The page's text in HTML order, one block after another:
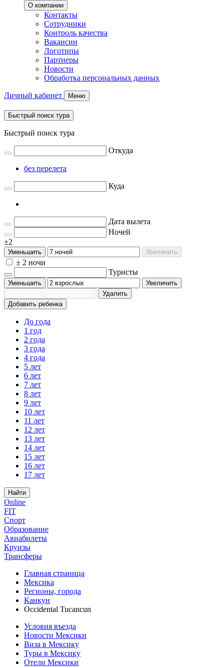
О компании
Контакты
Сотрудники
Контроль качества
Вакансии
Логотипы
Партнеры
Новости
Обработка персональных данных
Личный кабинет Меню
Быстрый поиск тура
Быстрый поиск тура
Откуда
без перелета
Куда
Дата вылета
Ночей
±2
Уменьшить Увеличить
± 2 ночи
Туристы
Уменьшить
Увеличить
Удалить
Добавить ребенка
До года
1 год
2 года
3 года
4 года
5 лет
6 лет
7 лет
8 лет
9 лет
10 лет
11 лет
12 лет
13 лет
14 лет
15 лет
16 лет
17 лет
Найти
Online
FIT
Спорт
Образование
Авиабилеты
Круизы
Трансферы
Главная страница
Мексика
Регионы, города
Канкун
Occidental Tucancun
Условия въезда
Новости Мексики
Виза в Мексику
Туры в Мексику
Отели Мексики